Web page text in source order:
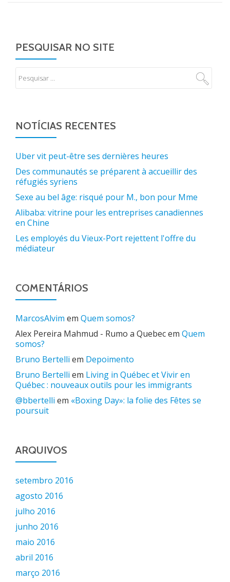
PESQUISAR NO SITE
NOTÍCIAS RECENTES
Uber vit peut-être ses dernières heures
Des communautés se préparent à accueillir des
réfugiés syriens
Sexe au bel âge: risqué pour M., bon pour Mme
Alibaba: vitrine pour les entreprises canadiennes
en Chine
Les employés du Vieux-Port rejettent l'offre du
médiateur
COMENTÁRIOS
MarcosAlvim em Quem somos?
Alex Pereira Mahmud - Rumo a Quebecem Quem
somos?
Bruno Bertelli em Depoimento
Bruno Bertelli em Living in Québec et Vivir en
Québec : nouveaux outils pour les immigrants
@bbertelli em «Boxing Day»: la folie des Fêtes se
poursuit
ARQUIVOS
setembro 2016
agosto 2016
julho 2016
junho 2016
maio 2016
abril 2016
março 2016